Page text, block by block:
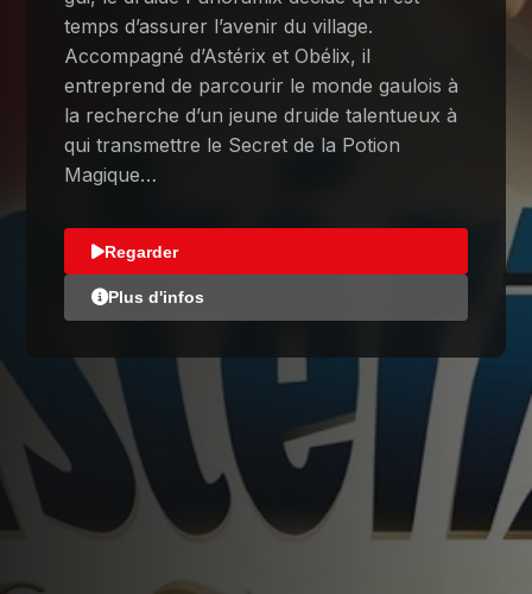
temps d’assurer l’avenir du village.
Accompagné d’Astérix et Obélix, il
entreprend de parcourir le monde gaulois à
la recherche d’un jeune druide talentueux à
qui transmettre le Secret de la Potion
Magique…
Regarder
Plus d'infos